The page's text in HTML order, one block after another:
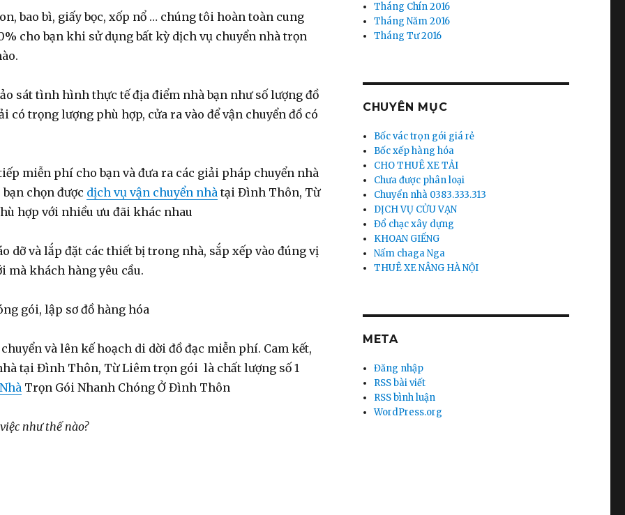
bao bì, giấy bọc, xốp nổ … chúng tôi hoàn toàn cung
cho bạn khi sử dụng bất kỳ dịch vụ chuyển nhà trọn
sát tình hình thực tế địa điểm nhà bạn như số lượng đồ
có trọng lượng phù hợp, cửa ra vào để vận chuyển đồ có
miễn phí cho bạn và đưa ra các giải pháp chuyển nhà
chọn được dịch vụ vận chuyển nhà tại Đình Thôn, Từ
hợp với nhiều ưu đãi khác nhau
dỡ và lắp đặt các thiết bị trong nhà, sắp xếp vào đúng vị
mà khách hàng yêu cầu.
gói, lập sơ đồ hàng hóa
và lên kế hoạch di dời đồ đạc miễn phí. Cam kết,
tại Đình Thôn, Từ Liêm trọn gói là chất lượng số 1
Trọn Gói Nhanh Chóng Ở Đình Thôn
như thế nào?
Tháng Chín 2016
Tháng Năm 2016
Tháng Tư 2016
CHUYÊN MỤC
Bốc vác trọn gói giá rẻ
Bốc xếp hàng hóa
CHO THUÊ XE TẢI
Chưa được phân loại
Chuyển nhà 0383.333.313
DỊCH VỤ CỬU VẠN
Đổ chạc xây dựng
KHOAN GIẾNG
Nấm chaga Nga
THUÊ XE NÂNG HÀ NỘI
META
Đăng nhập
RSS bài viết
RSS bình luận
WordPress.org